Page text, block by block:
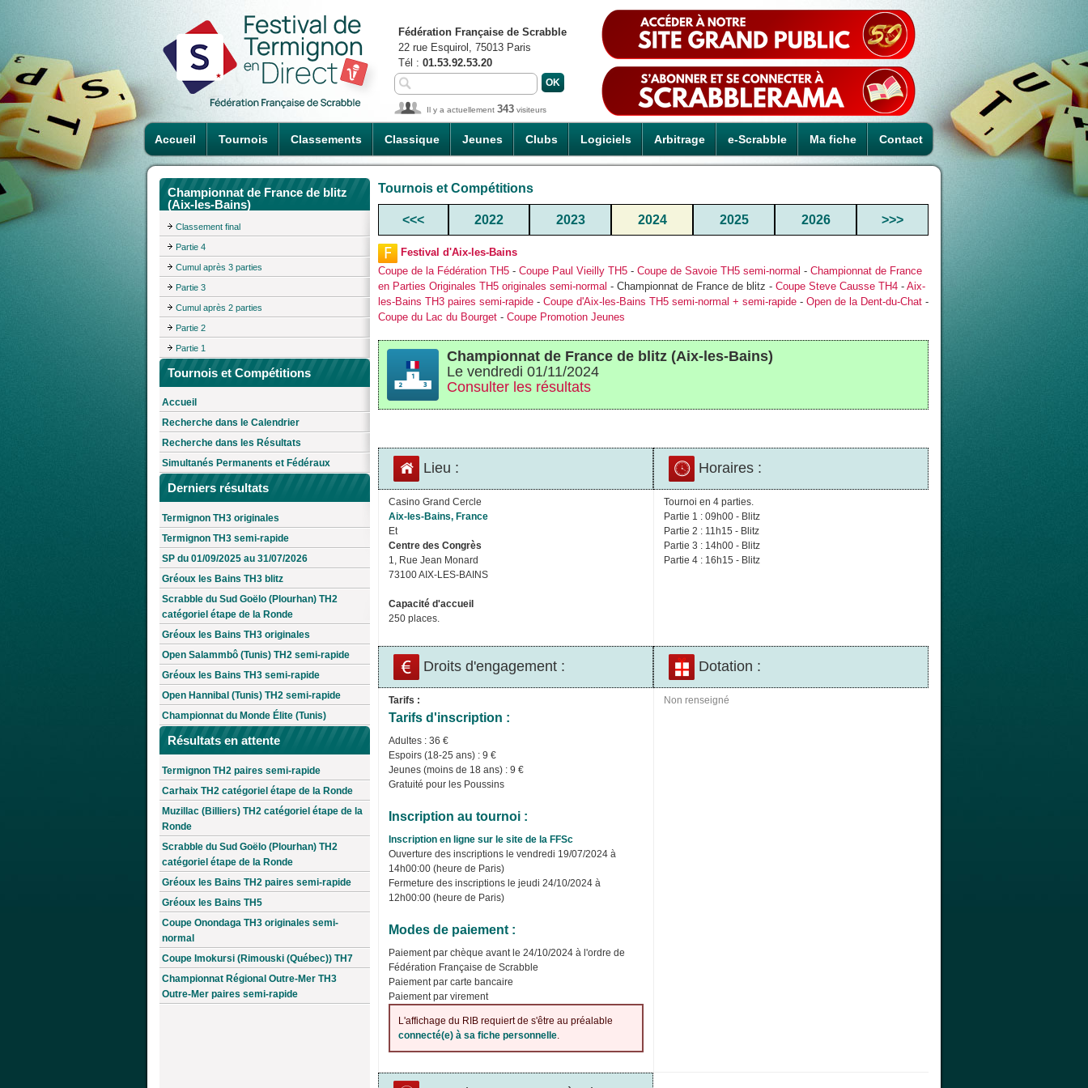
Accueil Tournois Classements Classique Jeunes Clubs Logiciels Arbitrage e-Scrabble Ma fiche Contact
Fédération Française de Scrabble
22 rue Esquirol, 75013 Paris
Tél : 01.53.92.53.20
Il y a actuellement 343 visiteurs
Championnat de France de blitz
(Aix-les-Bains)
Classement final
Partie 4
Cumul après 3 parties
Partie 3
Cumul après 2 parties
Partie 2
Partie 1
Tournois et Compétitions
Accueil
Recherche dans le Calendrier
Recherche dans les Résultats
Simultanés Permanents et Fédéraux
Derniers résultats
Termignon TH3 originales
Termignon TH3 semi-rapide
SP du 01/09/2025 au 31/07/2026
Gréoux les Bains TH3 blitz
Scrabble du Sud Goëlo (Plourhan) TH2
catégoriel étape de la Ronde
Gréoux les Bains TH3 originales
Open Salammbô (Tunis) TH2 semi-rapide
Gréoux les Bains TH3 semi-rapide
Open Hannibal (Tunis) TH2 semi-rapide
Championnat du Monde Élite (Tunis)
Résultats en attente
Termignon TH2 paires semi-rapide
Carhaix TH2 catégoriel étape de la Ronde
Muzillac (Billiers) TH2 catégoriel étape de la
Ronde
Scrabble du Sud Goëlo (Plourhan) TH2
catégoriel étape de la Ronde
Gréoux les Bains TH2 paires semi-rapide
Gréoux les Bains TH5
Coupe Onondaga TH3 originales semi-
normal
Coupe Imokursi (Rimouski (Québec)) TH7
Championnat Régional Outre-Mer TH3
Outre-Mer paires semi-rapide
Tournois et Compétitions
<<< 2022 2023 2024 2025 2026 >>>
Festival d'Aix-les-Bains
Coupe de la Fédération TH5 - Coupe Paul Vieilly TH5 - Coupe de Savoie TH5 semi-normal - Championnat de France
en Parties Originales TH5 originales semi-normal - Championnat de France de blitz - Coupe Steve Causse TH4 - Aix-
les-Bains TH3 paires semi-rapide - Coupe d'Aix-les-Bains TH5 semi-normal + semi-rapide - Open de la Dent-du-Chat -
Coupe du Lac du Bourget - Coupe Promotion Jeunes
Championnat de France de blitz (Aix-les-Bains)
Le vendredi 01/11/2024
Consulter les résultats
Lieu : Horaires :
Casino Grand Cercle
Aix-les-Bains, France
Et
Centre des Congrès
1, Rue Jean Monard
73100 AIX-LES-BAINS
Capacité d'accueil
250 places.
Tournoi en 4 parties.
Partie 1 : 09h00 - Blitz
Partie 2 : 11h15 - Blitz
Partie 3 : 14h00 - Blitz
Partie 4 : 16h15 - Blitz
Droits d'engagement : Dotation :
Tarifs :
Tarifs d'inscription :
Adultes : 36 €
Espoirs (18-25 ans) : 9 €
Jeunes (moins de 18 ans) : 9 €
Gratuité pour les Poussins
Inscription au tournoi :
Inscription en ligne sur le site de la FFSc
Ouverture des inscriptions le vendredi 19/07/2024 à
14h00:00 (heure de Paris)
Fermeture des inscriptions le jeudi 24/10/2024 à
12h00:00 (heure de Paris)
Modes de paiement :
Paiement par chèque avant le 24/10/2024 à l'ordre de
Fédération Française de Scrabble
Paiement par carte bancaire
Paiement par virement
L'affichage du RIB requiert de s'être au préalable
connecté(e) à sa fiche personnelle.
Non renseigné